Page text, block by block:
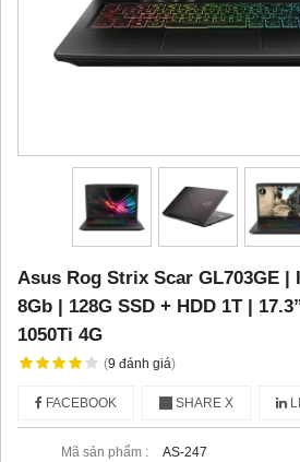
Asus Rog Strix Scar GL703GE |
8Gb | 128G SSD + HDD 1T |
1050Ti 4G
(9 đánh giá)
FACEBOOK SHARE X
Mã sản phẩm :
AS-247